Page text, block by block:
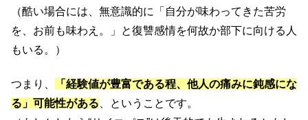
（酷い場合には、無意識的に「自分が味わってきた苦労
を、お前も味わえ。」と復讐感情を何故か部下に向ける人
もいる。）
つまり、
「経験値が豊富である程、他人の痛みに鈍感にな
る」可能性がある、ということです。